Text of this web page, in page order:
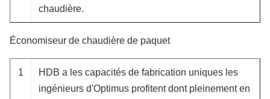
chaudière.
Économiseur de chaudière de paquet
1
HDB a les capacités de fabrication uniques les
ingénieurs d'Optimus profitent dont pleinement en